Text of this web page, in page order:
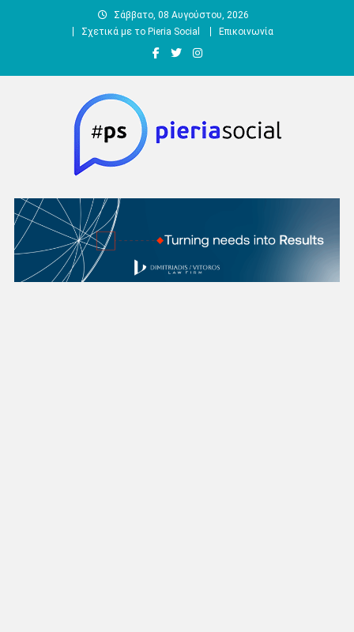
Σάββατο, 08 Αυγούστου, 2026
Σχετικά με το Pieria Social
Επικοινωνία
Pieria Social